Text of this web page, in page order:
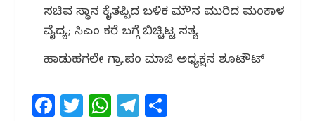
ಸಚಿವ ಸ್ಥಾನ ಕೈತಪ್ಪಿದ ಬಳಿಕ ಮೌನ ಮುರಿದ ಮಂಕಾಳ
ವೈದ್ಯ; ಸಿಎಂ ಕರೆ ಬಗ್ಗೆ ಬಿಚ್ಚಿಟ್ಟ ಸತ್ಯ
ಹಾಡುಹಗಲೇ ಗ್ರಾ.ಪಂ ಮಾಜಿ ಅಧ್ಯಕ್ಷನ ಶೂಟೌಟ್
F T W T